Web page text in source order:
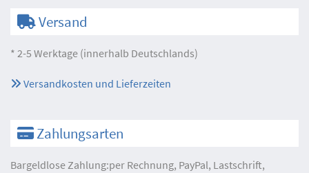
Versand
* 2-5 Werktage (innerhalb Deutschlands)
Versandkosten und Lieferzeiten
Zahlungsarten
Bargeldlose Zahlung:per Rechnung, PayPal, Lastschrift,